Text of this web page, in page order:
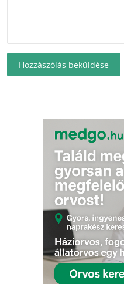
Hozzászólás beküldése